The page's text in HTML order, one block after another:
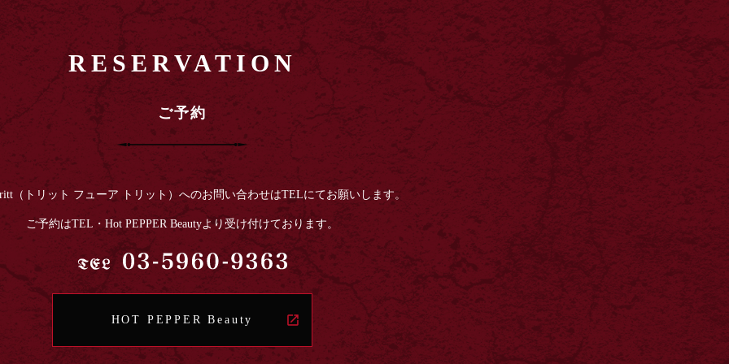
RESERVATION
ご予約
（トリット フューア トリット）へのお問い合わせはTELにてお願いします。
ご予約はTEL・Hot PEPPER Beautyより受け付けております。
HOT PEPPER Beauty